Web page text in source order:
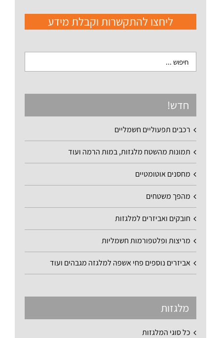
ליחצו להתקשרות וקבלת מידע
חדש!
רכבים תפעוליים חשמליים
תמונות מהשטח מלגזות, במות הרמה ועוד
מחסנים אוטומטיים
מהפך משטחים
חובקים ואביזרים למלגזות
מריצות ופלטפורמות חשמליות
אביזרים נוספים פחי אשפה למלגזה מגבהים ועוד
מלגזות
כל סוגי המלגזות